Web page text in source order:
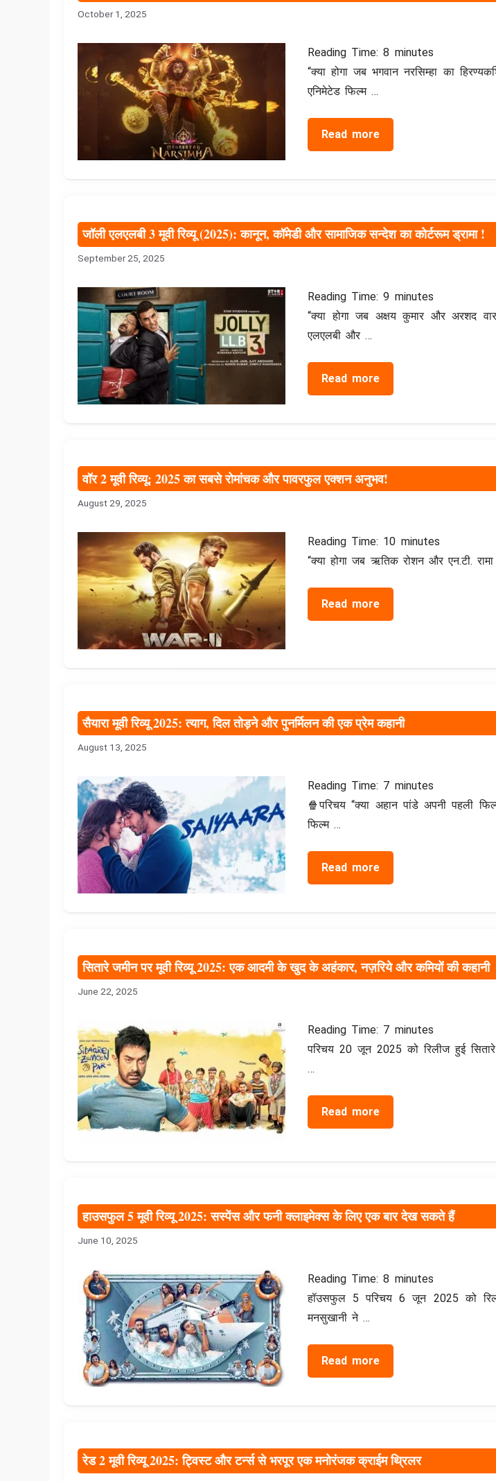
October 1, 2025
Reading Time:8 minutes
“क्या होगा जब भगवान नरसिम्हा का
एनिमेटेड फिल्म …
Read more
जॉली एलएलबी 3 मूवी रिव्यू (2025): कानून, कॉमेडी और सामाजिक सन्देश का कोर्टरूम ड्रामा !
September 25, 2025
Reading Time:9 minutes
“क्या होगा जब अक्षय कुमार और अरशद
एलएलबी और …
Read more
वॉर 2 मूवी रिव्यू: 2025 का सबसे रोमांचक और पावरफुल एक्शन अनुभव!
August 29, 2025
Reading Time: 10 minutes
“क्या होगा जब ऋतिक रोशन और एन.टी.
Read more
सैयारा मूवी रिव्यू 2025: त्याग, दिल तोड़ने और पुनर्मिलन की एक प्रेम कहानी
August 13, 2025
Reading Time: 7 minutes
🍿परिचय “क्या अहान पांडे अपनी पहली
फिल्म …
Read more
सितारे जमीन पर मूवी रिव्यू 2025: एक आदमी के खुद के अहंकार, नज़रिये और कमियों की कहानी
June 22, 2025
Reading Time: 7 minutes
परिचय 20 जून 2025 को रिलीज हुई
…
Read more
हाउसफुल 5 मूवी रिव्यू 2025: सस्पेंस और फनी क्लाइमेक्स के लिए एक बार देख सकते हैं
June 10, 2025
Reading Time:8 minutes
हॉउसफुल 5 परिचय 6 जून 2025 को
मनसुखानी ने …
Read more
रेड 2 मूवी रिव्यू 2025: ट्विस्ट और टर्न्स से भरपूर एक मनोरंजक क्राईम थ्रिलर